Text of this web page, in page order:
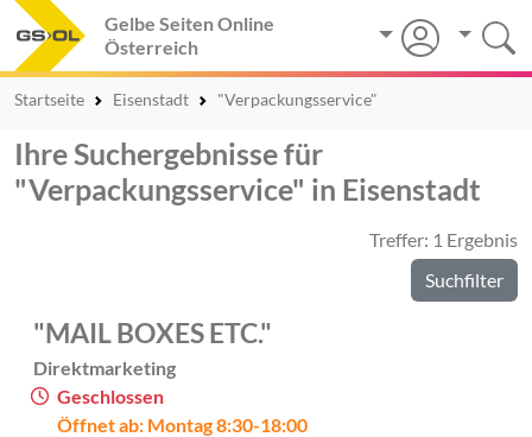
Gelbe Seiten Online
Österreich
Startseite Eisenstadt "Verpackungsservice"
Ihre Suchergebnisse für
"Verpackungsservice" in Eisenstadt
Treffer: 1 Ergebnis
Suchfilter
"MAIL BOXES ETC."
Direktmarketing
Geschlossen
Öffnet ab: Montag 8:30-18:00